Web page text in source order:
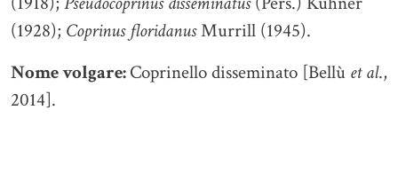
(1928); Coprinus floridanusMurrill (1945).
Nome volgare:Coprinello disseminato [Bellù et al.,
2014].